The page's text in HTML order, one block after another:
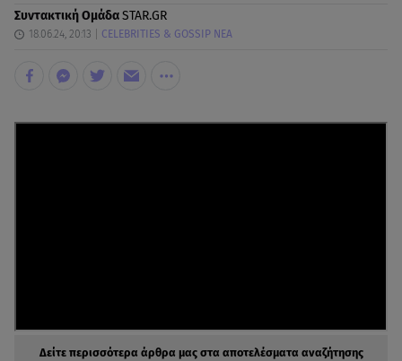
Συντακτική ΟμάδαSTAR.GR
18.06.24, 20:13 CELEBRITIES & GOSSIP ΝΕΑ
Δείτε περισσότερα άρθρα μας στα αποτελέσματα αναζήτησης